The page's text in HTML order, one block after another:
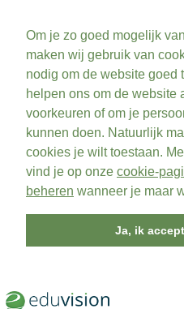
Om je zo goed mogelijk
maken wij gebruik van
nodig om de website goed
helpen ons om de website
voorkeuren of om je
kunnen doen. Natuurlijk
cookies je wilt toestaan.
vind je op onze cookie-
beheren wanneer je maar
Ja, ik